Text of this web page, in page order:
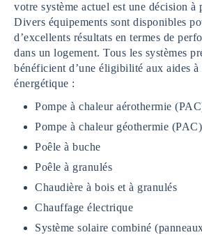
votre système actuel est une décision à
Divers équipements sont disponibles
d’excellents résultats en termes de
dans un logement. Tous les systèmes
bénéficient d’une éligibilité aux aides
énergétique :
Pompe à chaleur aérothermie
Pompe à chaleur géothermie (PAC)
Poêle à buche
Poêle à granulés
Chaudière à bois et à granulés
Chauffage électrique
Système solaire combiné